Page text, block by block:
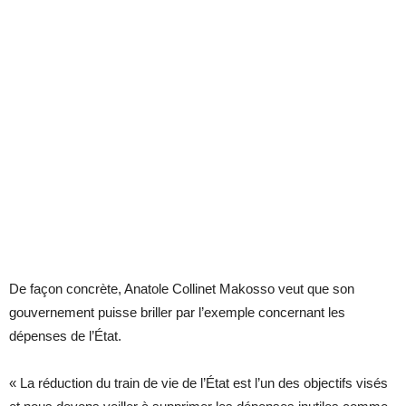
De façon concrète, Anatole Collinet Makosso veut que son
gouvernement puisse briller par l’exemple concernant les
dépenses de l’État.
« La réduction du train de vie de l’État est l’un des objectifs visés